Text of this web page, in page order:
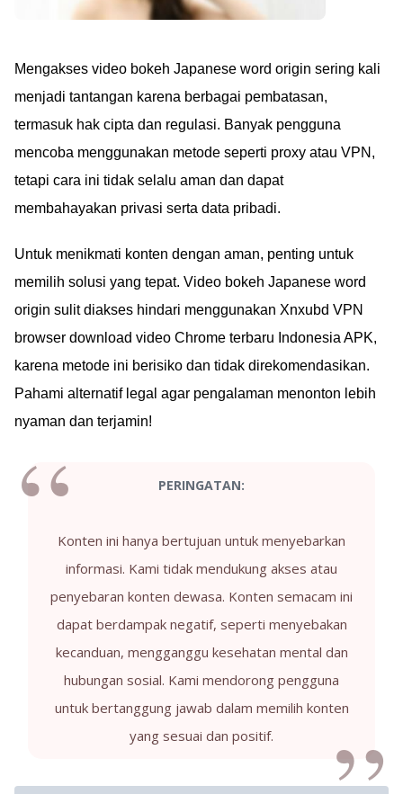
Mengakses video bokeh Japanese word origin sering kali
menjadi tantangan karena berbagai pembatasan,
termasuk hak cipta dan regulasi. Banyak pengguna
mencoba menggunakan metode seperti proxy atau VPN,
tetapi cara ini tidak selalu aman dan dapat
membahayakan privasi serta data pribadi.
Untuk menikmati konten dengan aman, penting untuk
memilih solusi yang tepat. Video bokeh Japanese word
origin sulit diakses hindari menggunakan Xnxubd VPN
browser download video Chrome terbaru Indonesia APK,
karena metode ini berisiko dan tidak direkomendasikan.
Pahami alternatif legal agar pengalaman menonton lebih
nyaman dan terjamin!
PERINGATAN:
Konten ini hanya bertujuan untuk menyebarkan
informasi. Kami tidak mendukung akses atau
penyebaran konten dewasa. Konten semacam ini
dapat berdampak negatif, seperti menyebakan
kecanduan, mengganggu kesehatan mental dan
hubungan sosial. Kami mendorong pengguna
untuk bertanggung jawab dalam memilih konten
yang sesuai dan positif.